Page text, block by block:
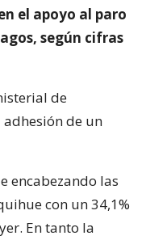
el apoyo al paro
según cifras
de
de un
encabezando las
con un 34,1%
En tanto la